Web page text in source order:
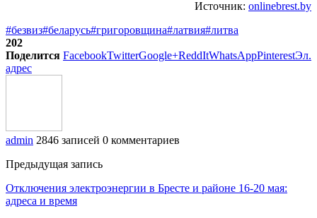
Источник: onlinebrest.by
#безвиз#беларусь#григоровщина#латвия#литва
202
Поделится FacebookTwitterGoogle+ReddItWhatsAppPinterestЭл.
адрес
admin 2846 записей 0 комментариев
Предыдущая запись
Отключения электроэнергии в Бресте и районе 16-20 мая:
адреса и время